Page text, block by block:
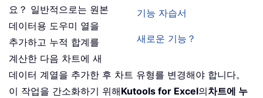
기능 자습서
새로운 기능？
요？ 일반적으로는 원본
데이터용 도우미 열을
추가하고 누적 합계를
계산한 다음 차트에 새
데이터 계열을 추가한 후 차트 유형를 변경해야 합니다。
이 작업을 간소화하기 위해Kutools for Excel의차트에 누